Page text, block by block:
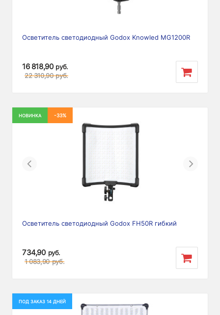
Осветитель светодиодный Godox Knowled MG1200R
16 818,90 руб.
22 310,90 руб.
НОВИНКА -33%
Previous Next
Осветитель светодиодный Godox FH50R гибкий
734,90 руб.
1 083,90 руб.
ПОД ЗАКАЗ 14 ДНЕЙ